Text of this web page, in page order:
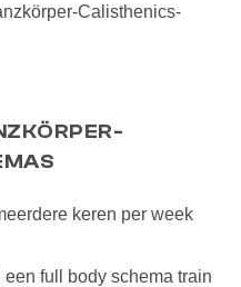
Calisthenics-
keren per week
full body schema train